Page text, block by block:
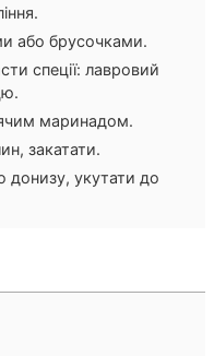
або брусочками.
спеції: лавровий
маринадом.
закатати.
укутати до